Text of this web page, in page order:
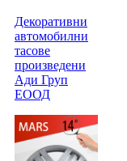
Декоративни
автомобилни
тасове
произведени
Ади Груп
ЕООД